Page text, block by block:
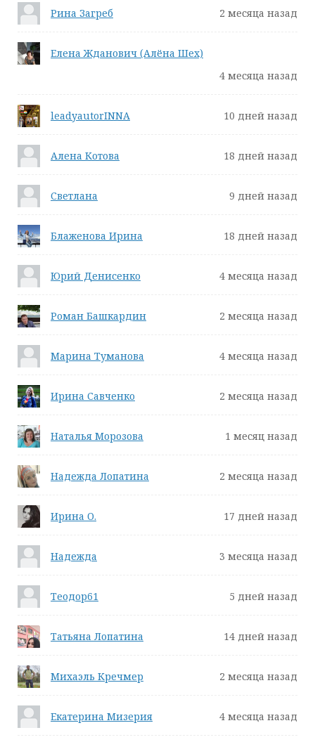
Рина Загреб 2 месяца назад
Елена Жданович (Алёна Шех)
4 месяца назад
leadyautorINNA 10 дней назад
Алена Котова 18 дней назад
Светлана 9 дней назад
Блаженова Ирина 18 дней назад
Юрий Денисенко 4 месяца назад
Роман Башкардин 2 месяца назад
Марина Туманова 4 месяца назад
Ирина Савченко 2 месяца назад
Наталья Морозова 1 месяц назад
Надежда Лопатина 2 месяца назад
Ирина О. 17 дней назад
Надежда 3 месяца назад
Теодор61 5 дней назад
Татьяна Лопатина 14 дней назад
Михаэль Кречмер 2 месяца назад
Екатерина Мизерия 4 месяца назад